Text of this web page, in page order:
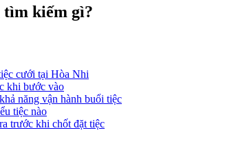
tìm kiếm gì?
cưới tại Hòa Nhi
khi bước vào
năng vận hành buổi tiệc
tiệc nào
trước khi chốt đặt tiệc